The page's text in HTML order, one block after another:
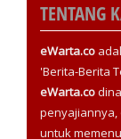
TENTANG
eWarta.co
'Berita-Berita
eWarta.co
penyajiannya,
untuk